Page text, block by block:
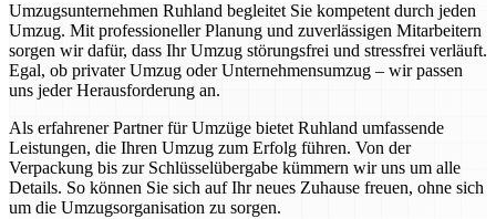
Umzugsunternehmen Ruhland begleitet Sie kompetent durch jeden
Umzug. Mit professioneller Planung und zuverlässigen Mitarbeitern
sorgen wir dafür, dass Ihr Umzug störungsfrei und stressfrei verläuft.
Egal, ob privater Umzug oder Unternehmensumzug – wir passen
uns jeder Herausforderung an.
Als erfahrener Partner für Umzüge bietet Ruhland umfassende
Leistungen, die Ihren Umzug zum Erfolg führen. Von der
Verpackung bis zur Schlüsselübergabe kümmern wir uns um alle
Details. So können Sie sich auf Ihr neues Zuhause freuen, ohne sich
um die Umzugsorganisation zu sorgen.